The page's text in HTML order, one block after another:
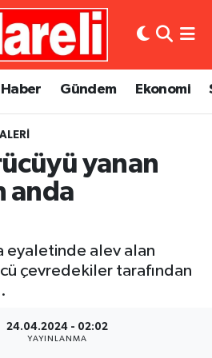
Gündem Ekonomi
yanan
anda
eyaletinde alev alan
çevredekiler tarafından
24.04.2024 - 02:02
YAYINLANMA
Haritası
ve Fikstür